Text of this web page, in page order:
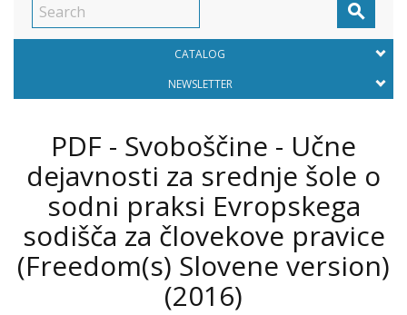

CATALOG
NEWSLETTER
PDF - Svoboščine - Učne
dejavnosti za srednje šole o
sodni praksi Evropskega
sodišča za človekove pravice
(Freedom(s) Slovene version)
(2016)